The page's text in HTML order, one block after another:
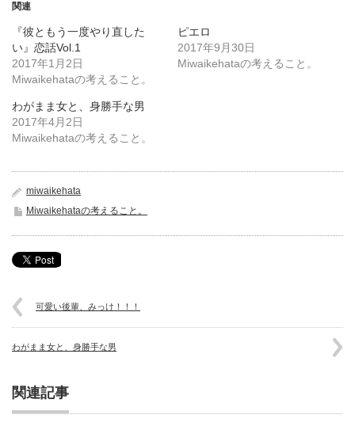
関連
『彼ともう一度やり直した
い』恋話Vol.1
2017年1月2日
Miwaikehataの考えること。
ピエロ
2017年9月30日
Miwaikehataの考えること。
わがまま女と、身勝手な男
2017年4月2日
Miwaikehataの考えること。
miwaikehata
Miwaikehataの考えること。
可愛い後輩、みっけ！！！
わがまま女と、身勝手な男
関連記事